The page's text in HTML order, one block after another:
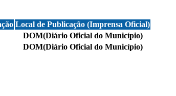
Local de Publicação (Imprensa Oficial)
DOM(Diário Oficial do Município)
DOM(Diário Oficial do Município)